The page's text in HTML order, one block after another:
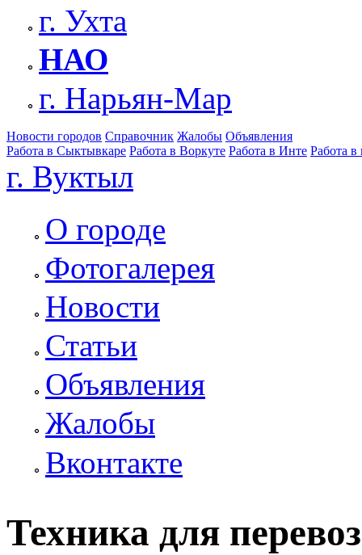
г. Ухта
НАО
г. Нарьян-Мар
Новости городов Справочник Жалобы Объявления
Работа в Сыктывкаре Работа в Воркуте Работа в Инте Работа в
г. Вуктыл
О городе
Фотогалерея
Новости
Статьи
Объявления
Жалобы
Вконтакте
Техника для